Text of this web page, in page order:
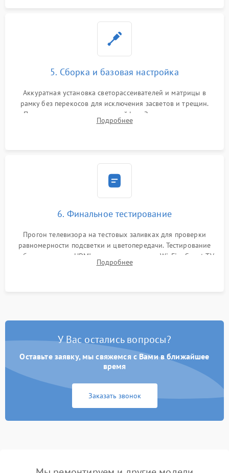
5. Сборка и базовая настройка
Аккуратная установка светорассеивателей и матрицы в
рамку без перекосов для исключения засветов и трещин.
Подключение внутренних шлейфов. Закрытие корпуса.
Сброс настроек и обновление программного обеспечения.
Подробнее
6. Финальное тестирование
Прогон телевизора на тестовых заливках для проверки
равномерности подсветки и цветопередачи. Тестирование
работы разъемов HDMI, динамиков, модуля Wi-Fi и Smart TV
в рабочем режиме в течение нескольких часов.
Подробнее
У Вас остались вопросы?
Оставьте заявку, мы свяжемся с Вами в ближайшее
время
Заказать звонок